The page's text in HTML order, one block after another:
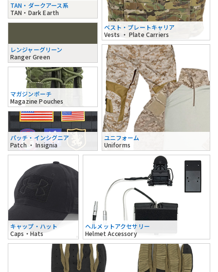
TAN・ダークアース系
TAN・Dark Earth
レンジャーグリーン
Ranger Green
ベスト・プレートキャリア
Vests ・ Plate Carriers
マガジンポーチ
Magazine Pouches
パッチ・インシグニア
Patch ・ Insignia
ユニフォーム
Uniforms
キャップ・ハット
Caps・Hats
ヘルメットアクセサリー
Helmet Accessory